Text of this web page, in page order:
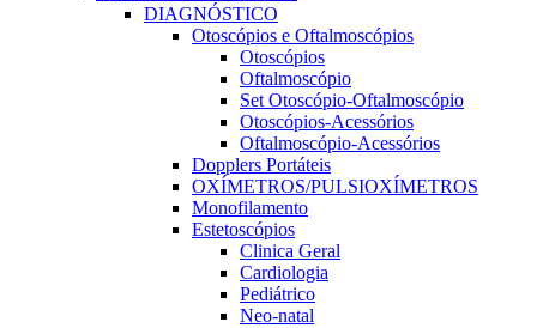
DIAGNÓSTICO
Otoscópios e Oftalmoscópios
Otoscópios
Oftalmoscópio
Set Otoscópio-Oftalmoscópio
Otoscópios-Acessórios
Oftalmoscópio-Acessórios
Dopplers Portáteis
OXÍMETROS/PULSIOXÍMETROS
Monofilamento
Estetoscópios
Clinica Geral
Cardiologia
Pediátrico
Neo-natal